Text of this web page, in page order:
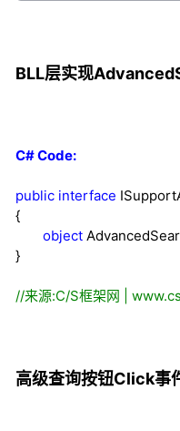
BLL层实现
C# Code:
public interface
{
object
}
//来源:C/S框架网 |
高级查询按钮Click事